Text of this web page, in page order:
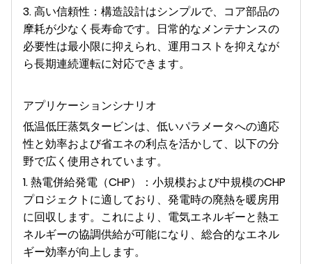
3. 高い信頼性：構造設計はシンプルで、コア部品の
摩耗が少なく長寿命です。日常的なメンテナンスの
必要性は最小限に抑えられ、運用コストを抑えなが
ら長期連続運転に対応できます。
アプリケーションシナリオ
低温低圧蒸気タービンは、低いパラメータへの適応
性と効率および省エネの利点を活かして、以下の分
野で広く使用されています。
1. 熱電併給発電（CHP）：小規模および中規模のCHP
プロジェクトに適しており、発電時の廃熱を暖房用
に回収します。これにより、電気エネルギーと熱エ
ネルギーの協調供給が可能になり、総合的なエネル
ギー効率が向上します。